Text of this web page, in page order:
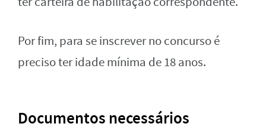
Por fim, para se inscrever no concurso é
preciso ter idade mínima de 18 anos.
Documentos necessários